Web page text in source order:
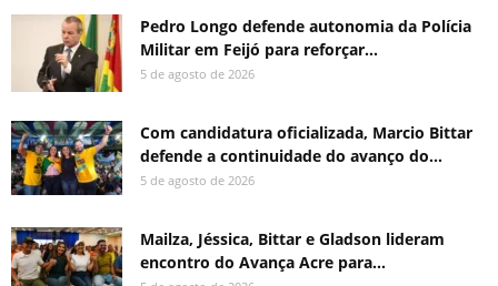
Pedro Longo defende autonomia da Polícia
Militar em Feijó para reforçar...
5 de agosto de 2026
Com candidatura oficializada, Marcio Bittar
defende a continuidade do avanço do...
5 de agosto de 2026
Mailza, Jéssica, Bittar e Gladson lideram
encontro do Avança Acre para...